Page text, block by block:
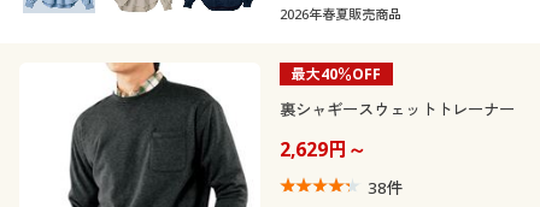
2026年春夏販売商品
最大40％OFF
裏シャギースウェットトレーナー
2,629円～
38件